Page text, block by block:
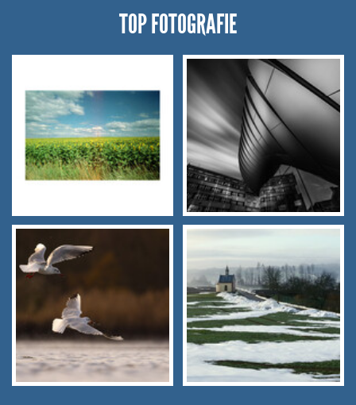
TOP FOTOGRAFIE